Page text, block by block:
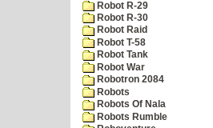
Robot R-29
Robot R-30
Robot Raid
Robot T-58
Robot Tank
Robot War
Robotron 2084
Robots
Robots Of Nala
Robots Rumble